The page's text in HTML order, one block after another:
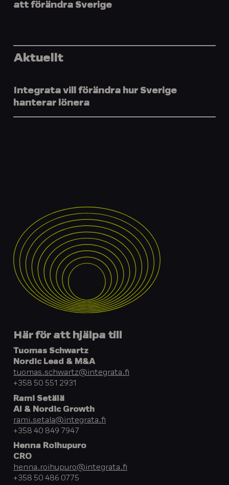
att förändra Sverige
Aktuellt
Integrata vill förändra hur Sverige
hanterar lönera
Här för att hjälpa till
Tuomas Schwartz
Nordic Lead & M&A
tuomas.schwartz@integrata.fi
+358 50 551 2931
Rami Setälä
AI & Nordic Growth
rami.setala@integrata.fi
+358 40 849 7947
Henna Roihupuro
CRO
henna.roihupuro@integrata.fi
+358 50 486 0775